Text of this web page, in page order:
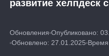
развитие хелпдеск
Обновления Опубликовано:
Обновлено: 27.01.2025 Время